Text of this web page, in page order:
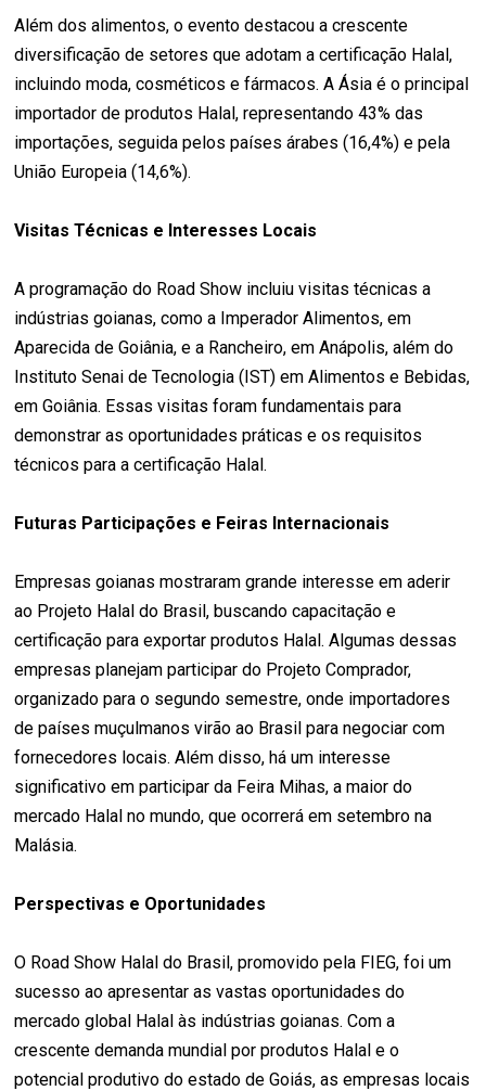
Além dos alimentos, o evento destacou a crescente
diversificação de setores que adotam a certificação Halal,
incluindo moda, cosméticos e fármacos. A Ásia é o principal
importador de produtos Halal, representando 43% das
importações, seguida pelos países árabes (16,4%) e pela
União Europeia (14,6%).
Visitas Técnicas e Interesses Locais
A programação do Road Show incluiu visitas técnicas a
indústrias goianas, como a Imperador Alimentos, em
Aparecida de Goiânia, e a Rancheiro, em Anápolis, além do
Instituto Senai de Tecnologia (IST) em Alimentos e Bebidas,
em Goiânia. Essas visitas foram fundamentais para
demonstrar as oportunidades práticas e os requisitos
técnicos para a certificação Halal.
Futuras Participações e Feiras Internacionais
Empresas goianas mostraram grande interesse em aderir
ao Projeto Halal do Brasil, buscando capacitação e
certificação para exportar produtos Halal. Algumas dessas
empresas planejam participar do Projeto Comprador,
organizado para o segundo semestre, onde importadores
de países muçulmanos virão ao Brasil para negociar com
fornecedores locais. Além disso, há um interesse
significativo em participar da Feira Mihas, a maior do
mercado Halal no mundo, que ocorrerá em setembro na
Malásia.
Perspectivas e Oportunidades
O Road Show Halal do Brasil, promovido pela FIEG, foi um
sucesso ao apresentar as vastas oportunidades do
mercado global Halal às indústrias goianas. Com a
crescente demanda mundial por produtos Halal e o
potencial produtivo do estado de Goiás, as empresas locais